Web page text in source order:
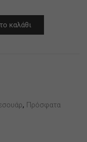
καλάθι
, Πρόσφατα